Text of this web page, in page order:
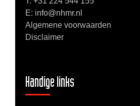
E: info@nhmr.nl
Algemene voorwaarden
Disclaimer
Handige links